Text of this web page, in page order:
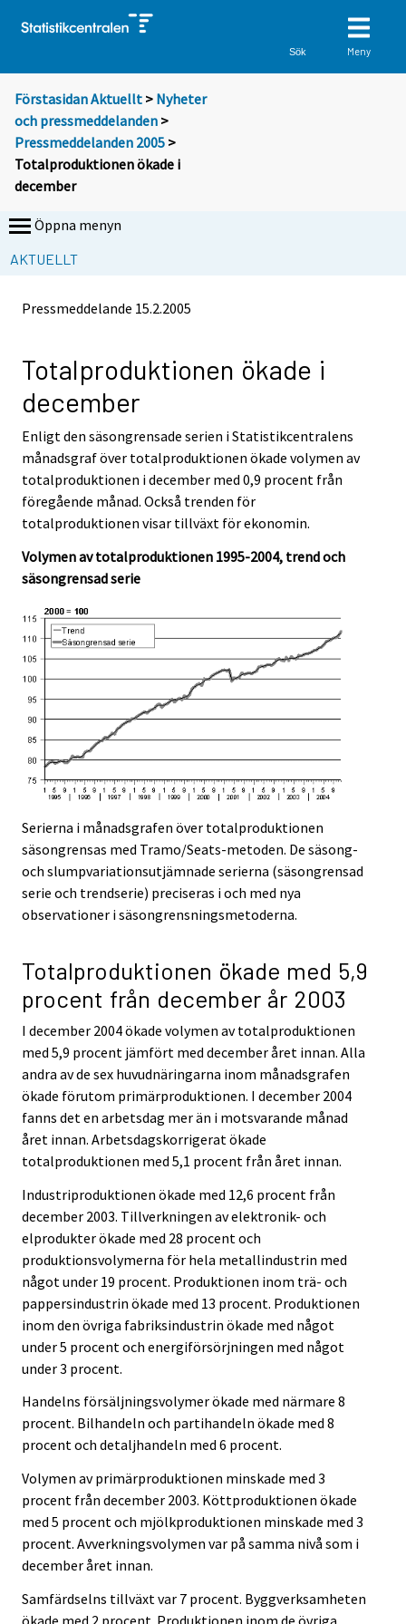
Sök Meny
FörstasidanAktuellt > Nyheter
och pressmeddelanden >
Pressmeddelanden 2005 >
Totalproduktionen ökade i
december
Öppna menyn
AKTUELLT
Pressmeddelande 15.2.2005
Totalproduktionen ökade i
december
Enligt den säsongrensade serien i Statistikcentralens
månadsgraf över totalproduktionen ökade volymen av
totalproduktionen i december med 0,9 procent från
föregående månad. Också trenden för
totalproduktionen visar tillväxt för ekonomin.
Volymen av totalproduktionen 1995-2004, trend och
säsongrensad serie
Serierna i månadsgrafen över totalproduktionen
säsongrensas med Tramo/Seats-metoden. De säsong-
och slumpvariationsutjämnade serierna (säsongrensad
serie och trendserie) preciseras i och med nya
observationer i säsongrensningsmetoderna.
Totalproduktionen ökade med 5,9
procent från december år 2003
I december 2004 ökade volymen av totalproduktionen
med 5,9 procent jämfört med december året innan. Alla
andra av de sex huvudnäringarna inom månadsgrafen
ökade förutom primärproduktionen. I december 2004
fanns det en arbetsdag mer än i motsvarande månad
året innan. Arbetsdagskorrigerat ökade
totalproduktionen med 5,1 procent från året innan.
Industriproduktionen ökade med 12,6 procent från
december 2003. Tillverkningen av elektronik- och
elprodukter ökade med 28 procent och
produktionsvolymerna för hela metallindustrin med
något under 19 procent. Produktionen inom trä- och
pappersindustrin ökade med 13 procent. Produktionen
inom den övriga fabriksindustrin ökade med något
under 5 procent och energiförsörjningen med något
under 3 procent.
Handelns försäljningsvolymer ökade med närmare 8
procent. Bilhandeln och partihandeln ökade med 8
procent och detaljhandeln med 6 procent.
Volymen av primärproduktionen minskade med 3
procent från december 2003. Köttproduktionen ökade
med 5 procent och mjölkproduktionen minskade med 3
procent. Avverkningsvolymen var på samma nivå som i
december året innan.
Samfärdselns tillväxt var 7 procent. Byggverksamheten